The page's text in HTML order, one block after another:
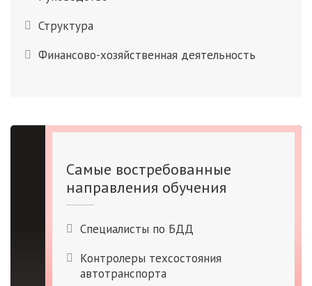
Структура
Финансово-хозяйственная деятельность
Самые востребованные
направления обучения
Специалисты по БДД
Контролеры техсостояния
автотранспорта